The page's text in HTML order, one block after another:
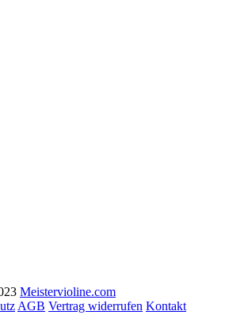
Meistervioline.com
AGB Vertrag widerrufen Kontakt